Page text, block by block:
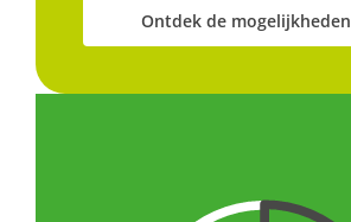
Ontdek de mogelijkheden